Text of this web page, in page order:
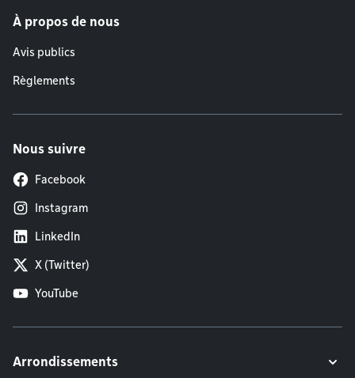
À propos de nous
Avis publics
Règlements
Nous suivre
Facebook
Instagram
LinkedIn
X (Twitter)
YouTube
Arrondissements